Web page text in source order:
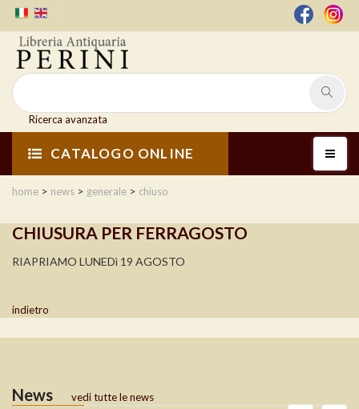
Ricerca avanzata
CATALOGO ONLINE
home > news > generale > chiuso
CHIUSURA PER FERRAGOSTO
RIAPRIAMO LUNEDì 19 AGOSTO
indietro
News vedi tutte le news